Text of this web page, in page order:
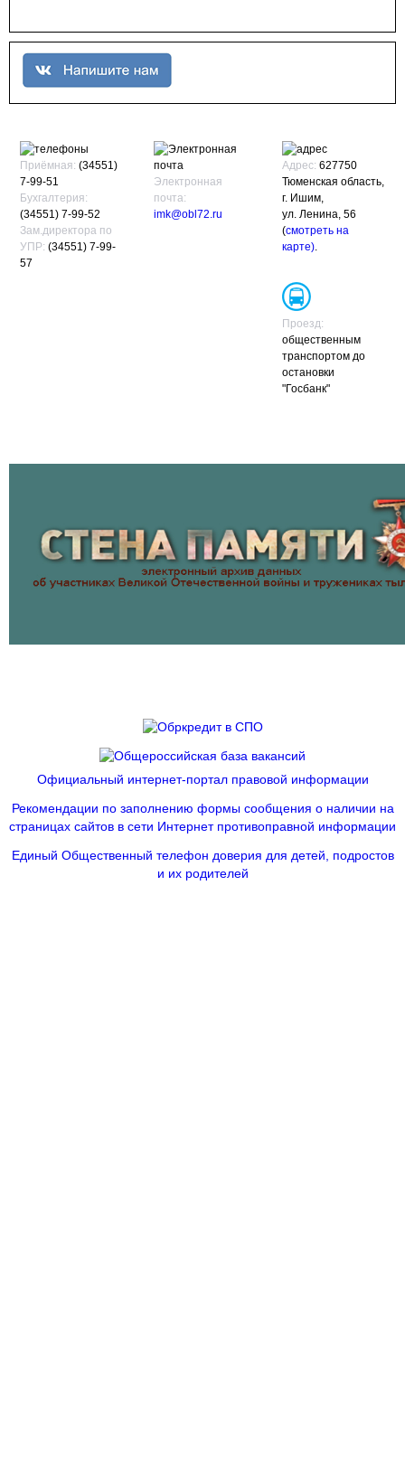
Приёмная: (34551)
7-99-51
Бухгалтерия:
(34551) 7-99-52
Зам.директора по
УПР: (34551) 7-99-
57
Электронная
почта:
imk@obl72.ru
Адрес:627750
Тюменская область,
г. Ишим,
ул. Ленина, 56
(смотреть на
карте).
Проезд:
общественным
транспортом до
остановки
"Госбанк"
Официальный интернет-портал правовой информации
Рекомендации по заполнению формы сообщения о наличии на
страницах сайтов в сети Интернет противоправной информации
Единый Общественный телефон доверия для детей, подростов
и их родителей